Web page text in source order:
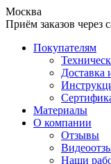
Москва
Приём заказов через
Покупателям
Доставка
Материалы
О компании
Отзывы
Наши